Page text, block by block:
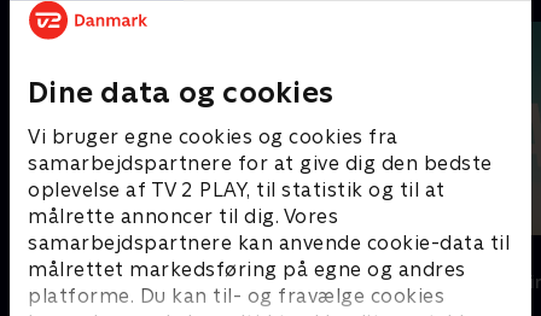
Dine data og cookies
Vi bruger egne cookies og cookies fra
samarbejdspartnere for at give dig den bedste
oplevelse af TV 2 PLAY, til statistik og til at
målrette annoncer til dig. Vores
samarbejdspartnere kan anvende cookie-data til
målrettet markedsføring på egne og andres
platforme. Du kan til- og fravælge cookies
Top Dog
Krimi & Spænding • 1 sæsoner
The Au Pair
Krimi &